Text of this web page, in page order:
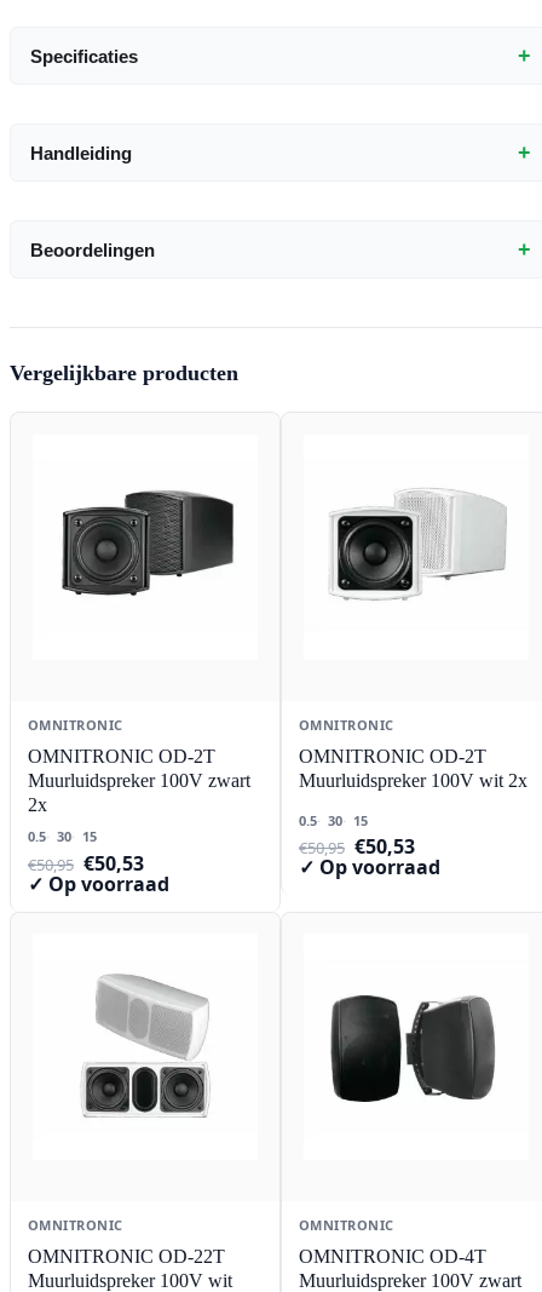
Specificaties +
Handleiding +
Beoordelingen +
Vergelijkbare producten
OMNITRONIC
OMNITRONIC OD-2T
Muurluidspreker 100V zwart
2x
0.5 30 15
€50,95 Oorspronkelijke
prijs
€50,53Huidige
prijs
✓ Op voorraad
OMNITRONIC
OMNITRONIC OD-2T
Muurluidspreker 100V wit 2x
0.5 30 15
€50,95 Oorspronkelijke
prijs
€50,95.
€50,53Huidige
prijs
€50,53.
✓ Op voorraad
OMNITRONIC
OMNITRONIC OD-22T
Muurluidspreker 100V wit
OMNITRONIC
OMNITRONIC OD-4T
Muurluidspreker 100V zwart